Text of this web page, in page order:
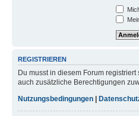
REGISTRIEREN
Du musst in diesem Forum
auch zusätzliche Berechtigungen
Nutzungsbedingungen